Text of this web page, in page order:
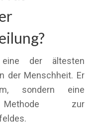
der ältesten
der Menschheit. Er
sondern eine
Methode zur